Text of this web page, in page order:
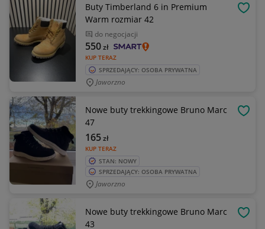
Buty Timberland 6 in Premium
Warm rozmiar 42
do negocjacji
KUP TERAZ
550zł
SPRZEDAJĄCY: OSOBA PRYWATNA
Jaworzno
Nowe buty trekkingowe Bruno Marc
47
KUP TERAZ
165zł
STAN: NOWY
SPRZEDAJĄCY: OSOBA PRYWATNA
Jaworzno
Nowe buty trekkingowe Bruno Marc
43